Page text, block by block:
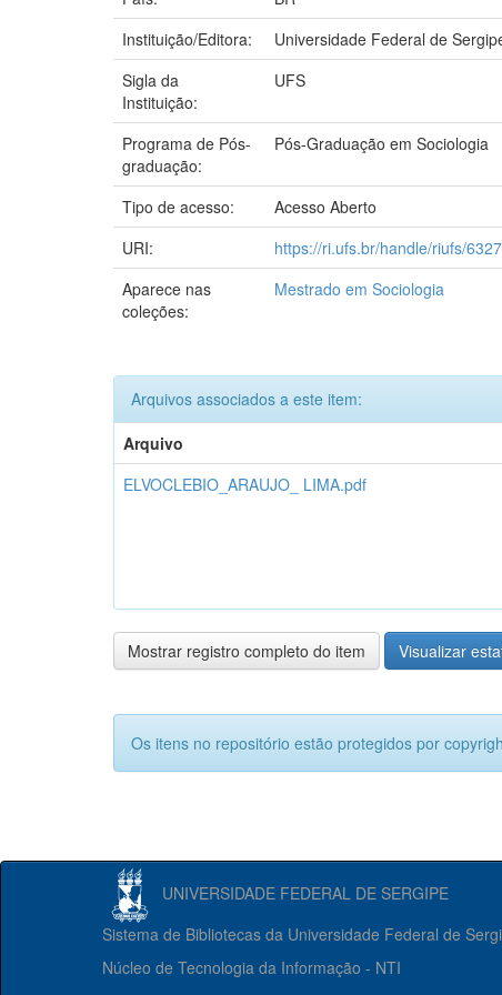
Instituição/Editora:
Universidade Federal de
Sigla da
Instituição:
UFS
Programa de Pós-
graduação:
Pós-Graduação em Sociologia
Tipo de acesso:
Acesso Aberto
URI:
https://ri.ufs.br/handle/riufs/6327
Aparece nas
coleções:
Mestrado em Sociologia
Arquivos associados a este item:
Arquivo
ELVOCLEBIO_ARAUJO_ LIMA.pdf
Mostrar registro completo do item Visualizar
Os itens no repositório estão protegidos por
UNIVERSIDADE FEDERAL DE SERGIPE
Sistema de Bibliotecas da Universidade Federal de
Núcleo de Tecnologia da Informação - NTI